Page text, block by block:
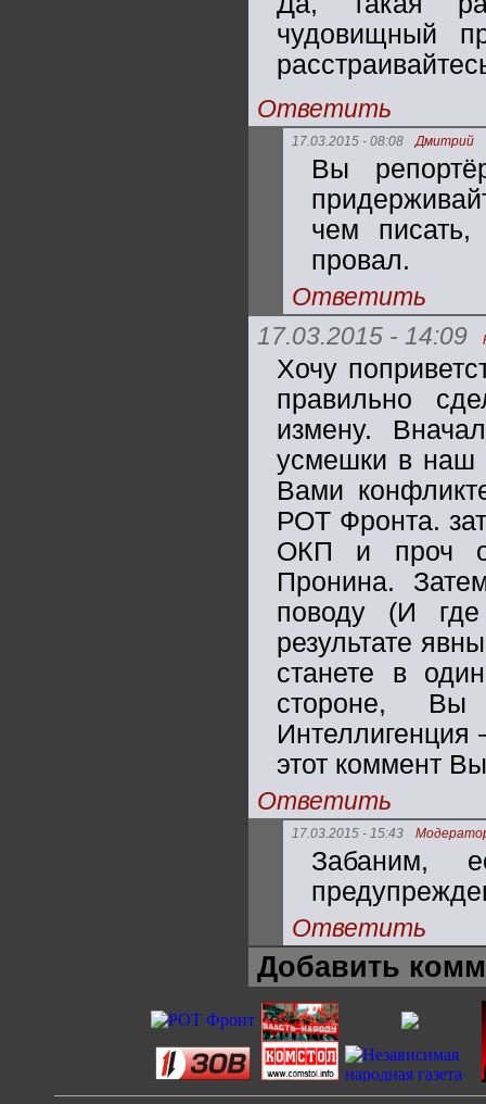
чудовищный
Ответить
17.03.2015 - 08:08 Дмитрий
Вы
чем
провал.
Ответить
17.03.2015 - 14:09
Хочу
правильно
измену.
усмешки в наш
Вами
РОТ Фронта.
ОКП и проч
Пронина.
поводу (И
результате
станете в
стороне,
Интеллигенция
этот коммент
Ответить
17.03.2015 - 15:43
Забаним,
Ответить
Добавить